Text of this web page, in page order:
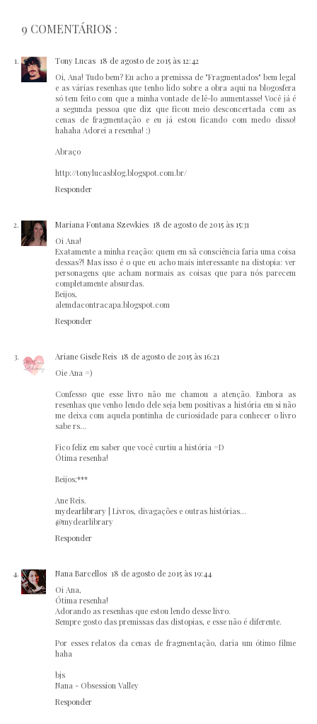
9 COMENTÁRIOS :
Tony Lucas 18 de agosto de 2015 às 12:42
Oi, Ana! Tudo bem? Eu acho a premissa de "Fragmentados" bem legal
e as várias resenhas que tenho lido sobre a obra aqui na blogosfera
só tem feito com que a minha vontade de lê-lo aumentasse! Você já é
a segunda pessoa que diz que ficou meio desconcertada com as
cenas de fragmentação e eu já estou ficando com medo disso!
hahaha Adorei a resenha! :)
Abraço
http://tonylucasblog.blogspot.com.br/
Responder
Mariana Fontana Szewkies 18 de agosto de 2015 às 15:31
Oi Ana!
Exatamente a minha reação: quem em sã consciência faria uma coisa
dessas?! Mas isso é o que eu acho mais interessante na distopia: ver
personagens que acham normais as coisas que para nós parecem
completamente absurdas.
Beijos,
alemdacontracapa.blogspot.com
Responder
Ariane Gisele Reis 18 de agosto de 2015 às 16:21
Oie Ana =)
Confesso que esse livro não me chamou a atenção. Embora as
resenhas que venho lendo dele seja bem positivas a história em si não
me deixa com aquela pontinha de curiosidade para conhecer o livro
sabe rs...
Fico feliz em saber que você curtiu a história =D
Ótima resenha!
Beijos;***
Ane Reis.
mydearlibrary | Livros, divagações e outras histórias...
@mydearlibrary
Responder
Nana Barcellos 18 de agosto de 2015 às 19:44
Oi Ana,
Ótima resenha!
Adorando as resenhas que estou lendo desse livro.
Sempre gosto das premissas das distopias, e esse não é diferente.
Por esses relatos da cenas de fragmentação, daria um ótimo filme
haha
bjs
Nana - Obsession Valley
Responder